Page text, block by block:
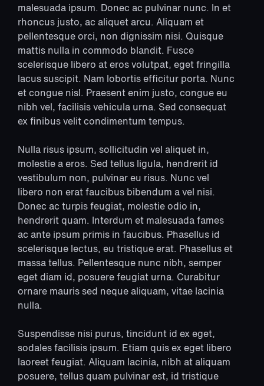
malesuada ipsum. Donec ac pulvinar nunc. In et
rhoncus justo, ac aliquet arcu. Aliquam et
pellentesque orci, non dignissim nisi. Quisque
mattis nulla in commodo blandit. Fusce
scelerisque libero at eros volutpat, eget fringilla
lacus suscipit. Nam lobortis efficitur porta. Nunc
et congue nisl. Praesent enim justo, congue eu
nibh vel, facilisis vehicula urna. Sed consequat
ex finibus velit condimentum tempus.
Nulla risus ipsum, sollicitudin vel aliquet in,
molestie a eros. Sed tellus ligula, hendrerit id
vestibulum non, pulvinar eu risus. Nunc vel
libero non erat faucibus bibendum a vel nisi.
Donec ac turpis feugiat, molestie odio in,
hendrerit quam. Interdum et malesuada fames
ac ante ipsum primis in faucibus. Phasellus id
scelerisque lectus, eu tristique erat. Phasellus et
massa tellus. Pellentesque nunc nibh, semper
eget diam id, posuere feugiat urna. Curabitur
ornare mauris sed neque aliquam, vitae lacinia
nulla.
Suspendisse nisi purus, tincidunt id ex eget,
sodales facilisis ipsum. Etiam quis ex eget libero
laoreet feugiat. Aliquam lacinia, nibh at aliquam
posuere, tellus quam pulvinar est, id tristique